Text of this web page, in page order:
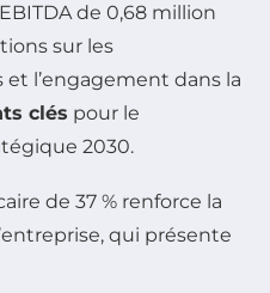
de 0,68 million
sur les
l’engagement dans la
clés pour le
2030.
de 37 % renforce la
qui présente